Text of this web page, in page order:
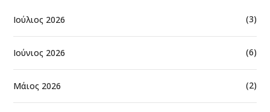
Ιούλιος 2026 (3)
Ιούνιος 2026 (6)
Μάιος 2026 (2)